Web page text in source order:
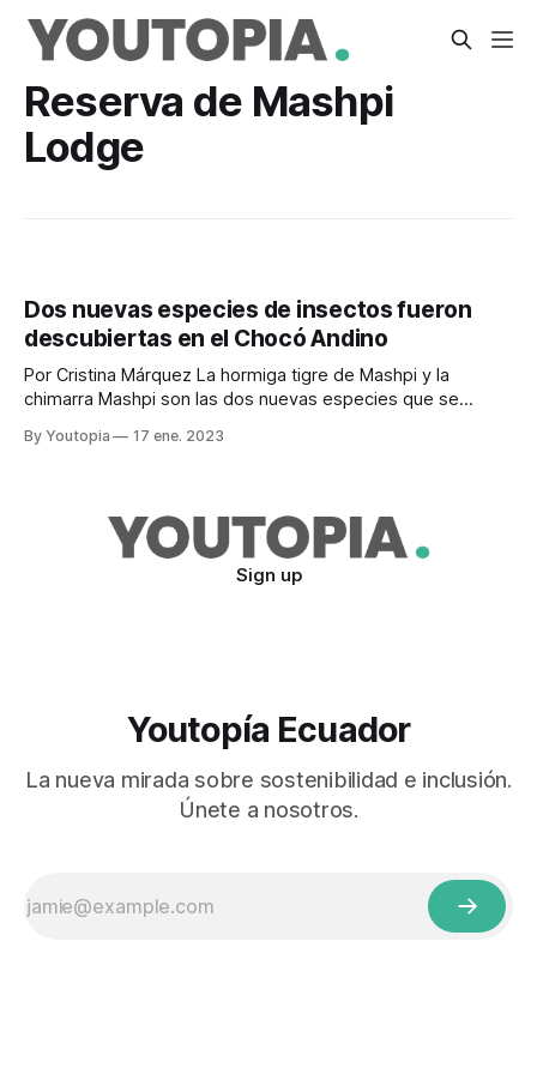
Reserva de Mashpi
Lodge
Dos nuevas especies de insectos fueron
descubiertas en el Chocó Andino
Por Cristina Márquez La hormiga tigre de Mashpi y la
chimarra Mashpi son las dos nuevas especies que se
equipos de científicos de la Escuela Superior Politécnica del
By Youtopia 17 ene. 2023
Sign up
Youtopía Ecuador
La nueva mirada sobre sostenibilidad e inclusión.
Únete a nosotros.